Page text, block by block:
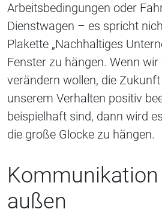
Arbeitsbedingungen oder
Dienstwagen – es spricht
Plakette „Nachhaltiges
Fenster zu hängen. Wenn
verändern wollen, die
unserem Verhalten positiv
beispielhaft sind, dann wird
die große Glocke zu hängen.
außen